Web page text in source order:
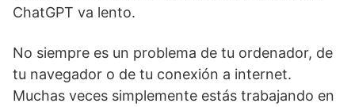
ChatGPT va lento.
No siempre es un problema de tu ordenador, de
tu navegador o de tu conexión a internet.
Muchas veces simplemente estás trabajando en